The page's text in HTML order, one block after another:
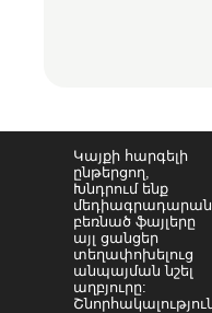
Կայքի հարգելի
ընթերցող,
Խնդրում ենք
բեռնած ֆայլերը
այլ ցանցեր
տեղափոխելուց
անպայման նշել
աղբյուրը: